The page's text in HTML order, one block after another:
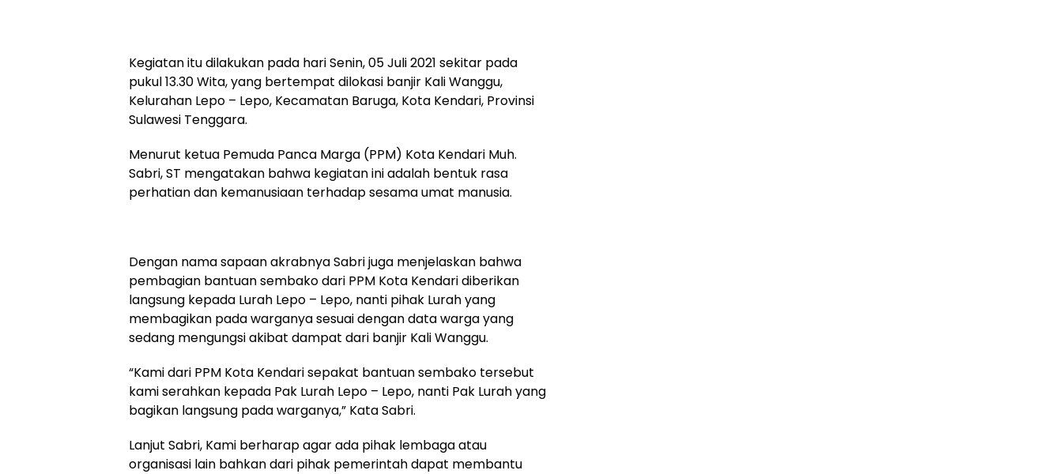
Kegiatan itu dilakukan pada hari Senin, 05 Juli 2021 sekitar pada
pukul 13.30 Wita, yang bertempat dilokasi banjir Kali Wanggu,
Kelurahan Lepo – Lepo, Kecamatan Baruga, Kota Kendari, Provinsi
Sulawesi Tenggara.
Menurut ketua Pemuda Panca Marga (PPM) Kota Kendari Muh.
Sabri, ST mengatakan bahwa kegiatan ini adalah bentuk rasa
perhatian dan kemanusiaan terhadap sesama umat manusia.
Dengan nama sapaan akrabnya Sabri juga menjelaskan bahwa
pembagian bantuan sembako dari PPM Kota Kendari diberikan
langsung kepada Lurah Lepo – Lepo, nanti pihak Lurah yang
membagikan pada warganya sesuai dengan data warga yang
sedang mengungsi akibat dampat dari banjir Kali Wanggu.
“Kami dari PPM Kota Kendari sepakat bantuan sembako tersebut
kami serahkan kepada Pak Lurah Lepo – Lepo, nanti Pak Lurah yang
bagikan langsung pada warganya,” Kata Sabri.
Lanjut Sabri, Kami berharap agar ada pihak lembaga atau
organisasi lain bahkan dari pihak pemerintah dapat membantu